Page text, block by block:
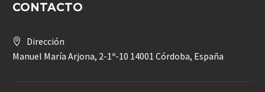
CONTACTO
Dirección
Manuel María Arjona, 2-1º-10 14001 Córdoba, España